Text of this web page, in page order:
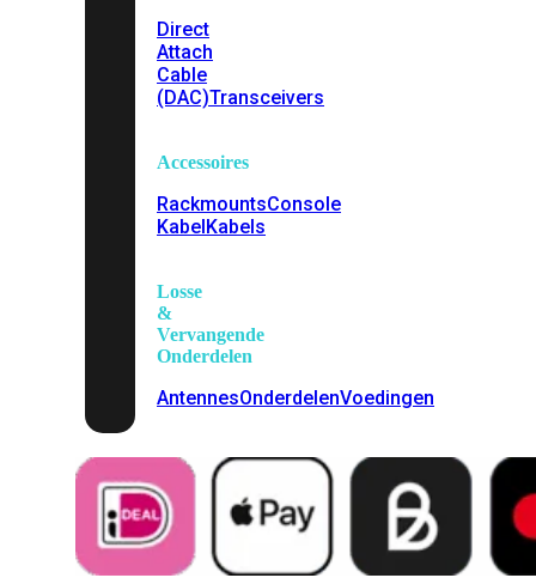
Direct
Attach
Cable
(DAC)Transceivers
Accessoires
RackmountsConsole
KabelKabels
Losse
&
Vervangende
Onderdelen
AntennesOnderdelenVoedingen